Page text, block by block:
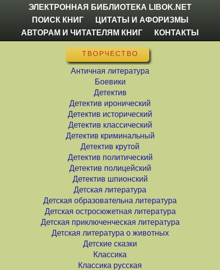
ЭЛЕКТРОННАЯ БИБЛИОТЕКА LIBOK.NET
ПОИСК КНИГ
ЦИТАТЫ И АФОРИЗМЫ
АВТОРАМ И ЧИТАТЕЛЯМ КНИГ
КОНТАКТЫ
ТВОРЧЕСТВО
Античная литература
Боевики
Детектив
Детектив иронический
Детектив исторический
Детектив классический
Детектив криминальный
Детектив крутой
Детектив политический
Детектив полицейский
Детектив шпионский
Детская литература
Детская образовательна литература
Детская остросюжетная литература
Детская приключенческая литература
Детская литература о животных
Детские сказки
Классика
Классика русская